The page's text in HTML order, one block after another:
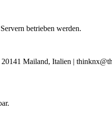
betrieben werden.
Mailand, Italien |